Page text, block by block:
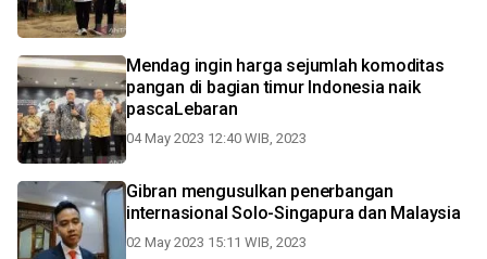
Mendag ingin harga sejumlah komoditas
pangan di bagian timur Indonesia naik
pascaLebaran
04 May 2023 12:40 WIB, 2023
Gibran mengusulkan penerbangan
internasional Solo-Singapura dan Malaysia
02 May 2023 15:11 WIB, 2023